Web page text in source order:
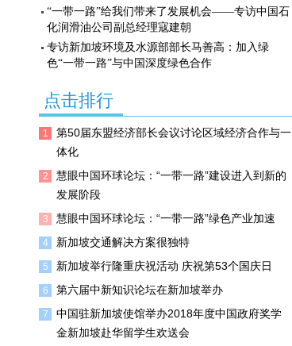
“一带一路”给我们带来了发展机会——专访中国石
化润滑油公司副总经理寇建朝
专访新加坡环境及水源部部长马善高：加入绿
色“一带一路”与中国深度绿色合作
点击排行
1
第50届东盟经济部长会议讨论区域经济合作与一
体化
2
慧眼中国环球论坛：“一带一路”建设进入到新的
发展阶段
3 慧眼中国环球论坛：“一带一路”绿色产业加速
4 新加坡交通解决方案很独特
5 新加坡举行隆重庆祝活动 庆祝第53个国庆日
6 第六届中新知识论坛在新加坡举办
7
中国驻新加坡使馆举办2018年度中国政府奖学
金新加坡赴华留学生欢送会